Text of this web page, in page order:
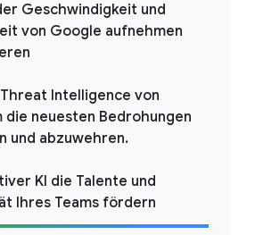
Geschwindigkeit und
von Google aufnehmen
Intelligence von
die neuesten Bedrohungen
und abzuwehren.
KI die Talente und
Ihres Teams fördern